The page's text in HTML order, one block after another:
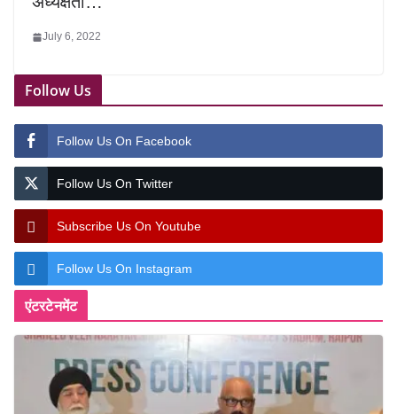
July 6, 2022
Follow Us
Follow Us On Facebook
Follow Us On Twitter
Subscribe Us On Youtube
Follow Us On Instagram
एंटरटेनमेंट